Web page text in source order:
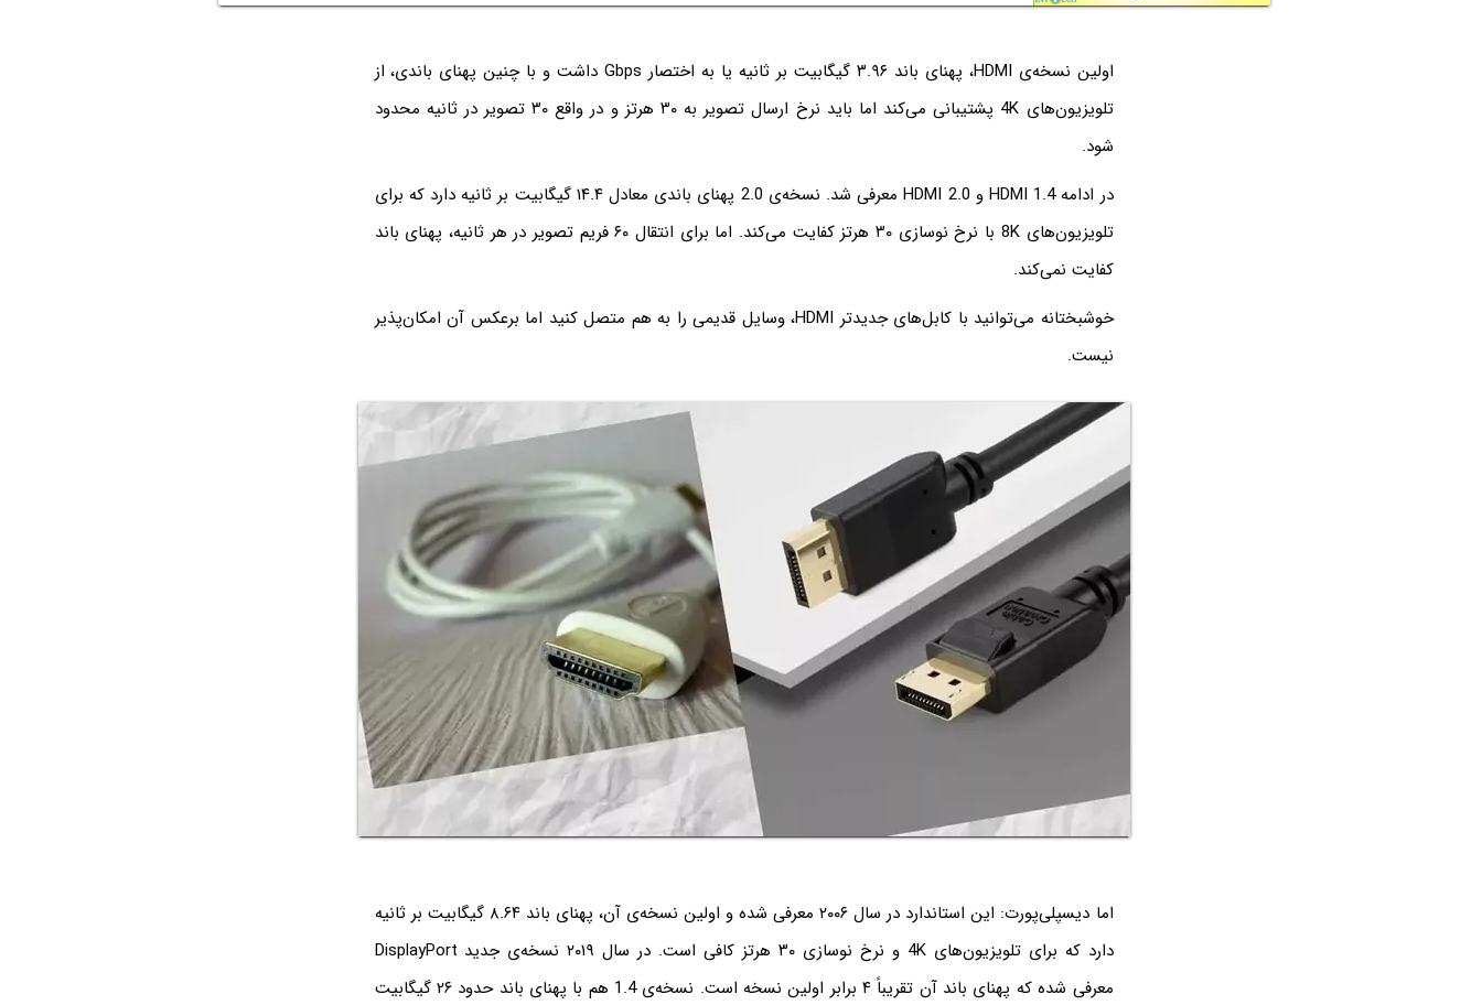
اولین نسخه‌ی HDMI، پهنای باند ۳.۹۶ گیگابیت بر ثانیه یا به اختصار Gbps داشت و با چنین پهنای باندی، از
تلویزیون‌های 4K پشتیبانی می‌کند اما باید نرخ ارسال تصویر به ۳۰ هرتز و در واقع ۳۰ تصویر در ثانیه محدود
شود.
در ادامه HDMI 1.4 و HDMI 2.0 معرفی شد. نسخه‌ی 2.0 پهنای باندی معادل ۱۴.۴ گیگابیت بر ثانیه دارد که برای
تلویزیون‌های 8K با نرخ نوسازی ۳۰ هرتز کفایت می‌کند. اما برای انتقال ۶۰ فریم تصویر در هر ثانیه، پهنای باند
کفایت نمی‌کند.
خوشبختانه می‌توانید با کابل‌های جدیدتر HDMI، وسایل قدیمی را به هم متصل کنید اما برعکس آن امکان‌پذیر
نیست.
اما دیسپلی‌پورت: این استاندارد در سال ۲۰۰۶ معرفی شده و اولین نسخه‌ی آن، پهنای باند ۸.۶۴ گیگابیت بر ثانیه
دارد که برای تلویزیون‌های 4K و نرخ نوسازی ۳۰ هرتز کافی است. در سال ۲۰۱۹ نسخه‌ی جدید DisplayPort
معرفی شده که پهنای باند آن تقریباً ۴ برابر اولین نسخه است. نسخه‌ی 1.4 هم با پهنای باند حدود ۲۶ گیگابیت